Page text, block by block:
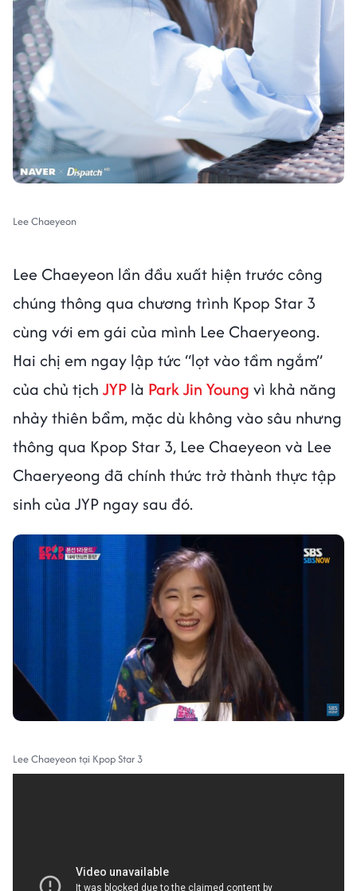
Lee Chaeyeon
Lee Chaeyeon lần đầu xuất hiện trước công
chúng thông qua chương trình Kpop Star 3
cùng với em gái của mình Lee Chaeryeong.
Hai chị em ngay lập tức “lọt vào tầm ngắm”
của chủ tịch JYP là Park Jin Young vì khả năng
nhảy thiên bẩm, mặc dù không vào sâu nhưng
thông qua Kpop Star 3, Lee Chaeyeon và Lee
Chaeryeong đã chính thức trở thành thực tập
sinh của JYP ngay sau đó.
Lee Chaeyeon tại Kpop Star 3